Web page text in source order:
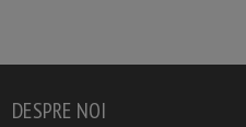
DESPRE NOI